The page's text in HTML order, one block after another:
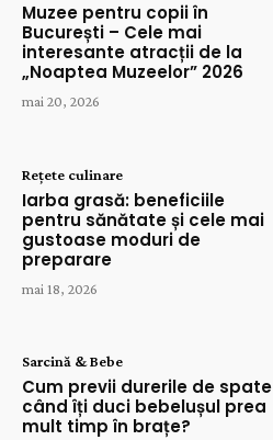
Muzee pentru copii în
București – Cele mai
interesante atracții de la
„Noaptea Muzeelor” 2026
mai 20, 2026
Rețete culinare
Iarba grasă: beneficiile
pentru sănătate și cele mai
gustoase moduri de
preparare
mai 18, 2026
Sarcină & Bebe
Cum previi durerile de spate
când îți duci bebelușul prea
mult timp în brațe?